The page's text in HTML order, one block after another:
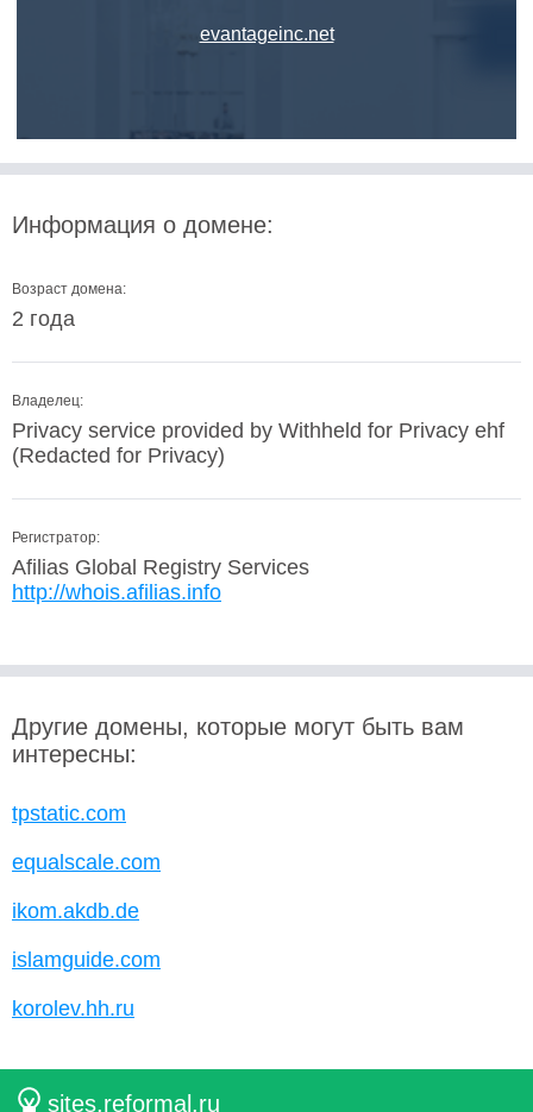
evantageinc.net
Информация о домене:
Возраст домена:
2 года
Владелец:
Privacy service provided by Withheld for Privacy ehf
(Redacted for Privacy)
Регистратор:
Afilias Global Registry Services
http://whois.afilias.info
Другие домены, которые могут быть вам
интересны:
tpstatic.com
equalscale.com
ikom.akdb.de
islamguide.com
korolev.hh.ru
sites.reformal.ru